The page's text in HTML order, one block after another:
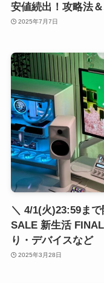
安値続出！攻略法
2025年7月7日
＼ 4/1(火)23:59ま
SALE 新生活
り・デバイスなど
2025年3月28日